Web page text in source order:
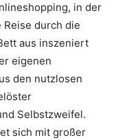
in der
Reise durch die
aus inszeniert
eigenen
den nutzlosen
Selbstzweifel.
sich mit großer